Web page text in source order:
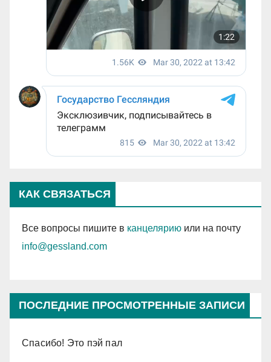
КАК СВЯЗАТЬСЯ
Все вопросы пишите в канцелярию или на почту
info@gessland.com
ПОСЛЕДНИЕ ПРОСМОТРЕННЫЕ ЗАПИСИ
Спасибо! Это пэй пал